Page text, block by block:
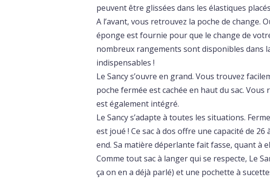
peuvent être glissées dans les élastiques
A l’avant, vous retrouvez la poche de change.
éponge est fournie pour que le change de
nombreux rangements sont disponibles dans
indispensables !
Le Sancy s’ouvre en grand. Vous trouvez
poche fermée est cachée en haut du sac.
est également intégré.
Le Sancy s’adapte à toutes les situations.
est joué ! Ce sac à dos offre une capacité de
end. Sa matière déperlante fait fasse, quant à
Comme tout sac à langer qui se respecte, Le
ça on en a déjà parlé) et une pochette à